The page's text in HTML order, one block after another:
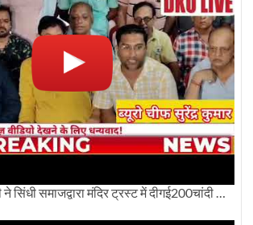
अयोध्या:राजू मनवानी ने सिंधी समाजद्वारा मंदिर ट्रस्ट में दीगई200चांदी की ईंटों पर सवाल का किया विरोध